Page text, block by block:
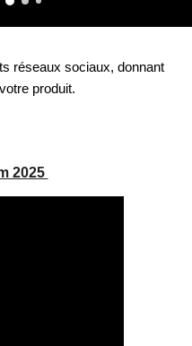
réseaux sociaux, donnant
produit.
2025